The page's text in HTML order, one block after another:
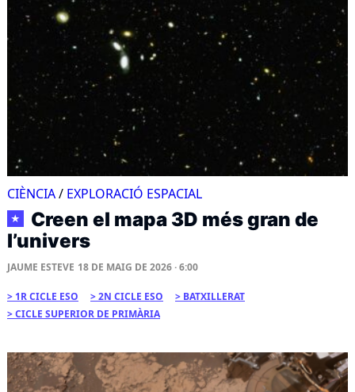
CIÈNCIA/ EXPLORACIÓ ESPACIAL
★
Creen el mapa 3D més gran de
l’univers
JAUME ESTEVE 18 DE MAIG DE 2026 · 6:00
1R CICLE ESO 2N CICLE ESO
BATXILLERAT
CICLE SUPERIOR DE PRIMÀRIA